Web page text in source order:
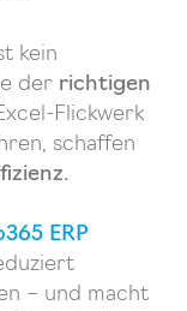
kein
der richtigen
Flickwerk
schaffen
ERP
– und macht